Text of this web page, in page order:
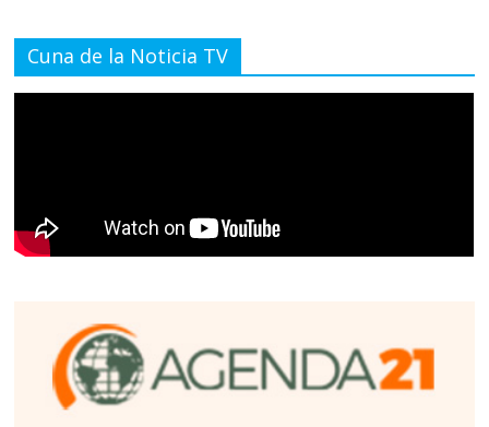
Cuna de la Noticia TV